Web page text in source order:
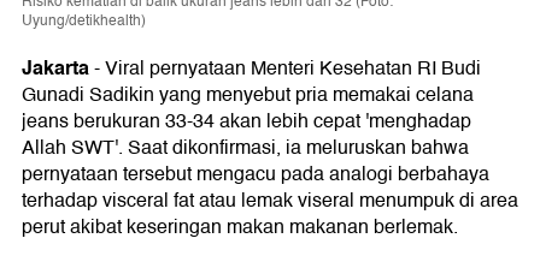
Uyung/detikhealth)
Jakarta-Viral pernyataan Menteri Kesehatan RI Budi
Gunadi Sadikin yang menyebut pria memakai celana
jeans berukuran 33-34 akan lebih cepat 'menghadap
Allah SWT'. Saat dikonfirmasi, ia meluruskan bahwa
pernyataan tersebut mengacu pada analogi berbahaya
terhadap visceral fat atau lemak viseral menumpuk di area
perut akibat keseringan makan makanan berlemak.